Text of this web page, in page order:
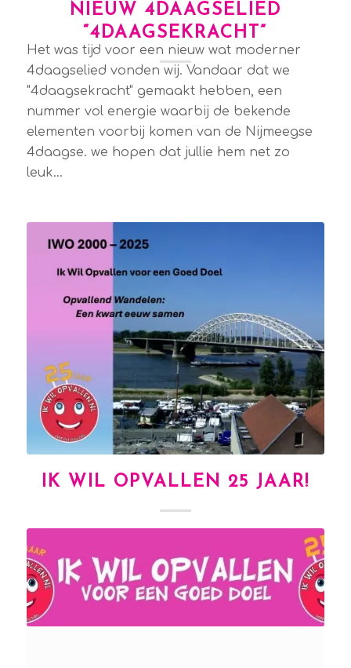
NIEUW 4DAAGSELIED
“4DAAGSEKRACHT”
Het was tijd voor een nieuw wat moderner
4daagselied vonden wij. Vandaar dat we
"4daagsekracht" gemaakt hebben, een
nummer vol energie waarbij de bekende
elementen voorbij komen van de Nijmeegse
4daagse. we hopen dat jullie hem net zo
leuk…
IK WIL OPVALLEN 25 JAAR!